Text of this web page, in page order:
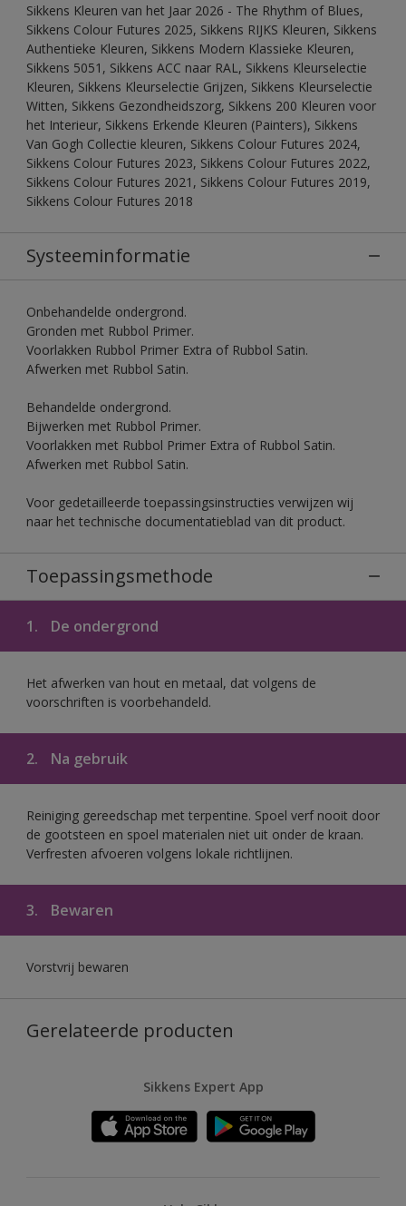
Sikkens Kleuren van het Jaar 2026 - The Rhythm of Blues,
Sikkens Colour Futures 2025, Sikkens RIJKS Kleuren, Sikkens
Authentieke Kleuren, Sikkens Modern Klassieke Kleuren,
Sikkens 5051, Sikkens ACC naar RAL, Sikkens Kleurselectie
Kleuren, Sikkens Kleurselectie Grijzen, Sikkens Kleurselectie
Witten, Sikkens Gezondheidszorg, Sikkens 200 Kleuren voor
het Interieur, Sikkens Erkende Kleuren (Painters), Sikkens
Van Gogh Collectie kleuren, Sikkens Colour Futures 2024,
Sikkens Colour Futures 2023, Sikkens Colour Futures 2022,
Sikkens Colour Futures 2021, Sikkens Colour Futures 2019,
Sikkens Colour Futures 2018
Systeeminformatie
Onbehandelde ondergrond.
Gronden met Rubbol Primer.
Voorlakken Rubbol Primer Extra of Rubbol Satin.
Afwerken met Rubbol Satin.
Behandelde ondergrond.
Bijwerken met Rubbol Primer.
Voorlakken met Rubbol Primer Extra of Rubbol Satin.
Afwerken met Rubbol Satin.
Voor gedetailleerde toepassingsinstructies verwijzen wij
naar het technische documentatieblad van dit product.
Toepassingsmethode
1. De ondergrond
Het afwerken van hout en metaal, dat volgens de
voorschriften is voorbehandeld.
2. Na gebruik
Reiniging gereedschap met terpentine. Spoel verf nooit door
de gootsteen en spoel materialen niet uit onder de kraan.
Verfresten afvoeren volgens lokale richtlijnen.
3. Bewaren
Vorstvrij bewaren
Gerelateerde producten
Sikkens Expert App